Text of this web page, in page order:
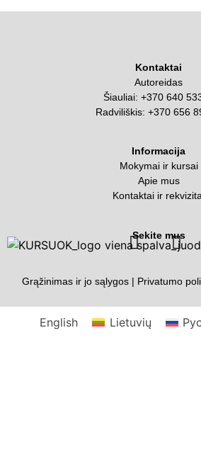
Kontaktai
Autoreidas
Šiauliai: +370 640
Radviliškis: +370 656
Informacija
Mokymai ir kursai
Apie mus
Kontaktai ir
Sekite mus
Grąžinimas ir jo sąlygos | Privatumo
English Lietuvių